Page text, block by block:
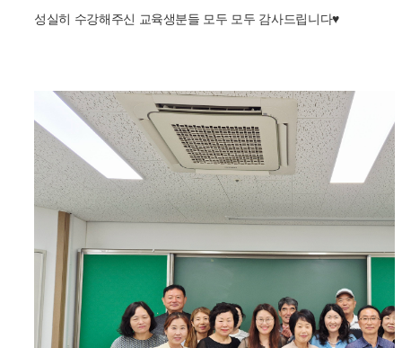
성실히 수강해주신 교육생분들 모두 모두 감사드립니다♥